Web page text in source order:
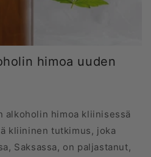
himoa uuden
alkoholin himoa kliinisessä
kliininen tutkimus, joka
Saksassa, on paljastanut,